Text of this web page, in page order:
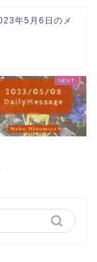
年5月6日のメ